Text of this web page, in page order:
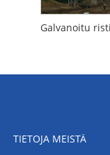
TIETOJA MEISTÄ